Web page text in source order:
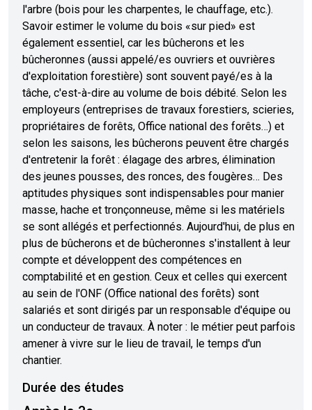
l'arbre (bois pour les charpentes, le chauffage, etc.).
Savoir estimer le volume du bois «sur pied» est
également essentiel, car les bûcherons et les
bûcheronnes (aussi appelé/es ouvriers et ouvrières
d'exploitation forestière) sont souvent payé/es à la
tâche, c'est-à-dire au volume de bois débité. Selon les
employeurs (entreprises de travaux forestiers, scieries,
propriétaires de forêts, Office national des forêts…) et
selon les saisons, les bûcherons peuvent être chargés
d'entretenir la forêt : élagage des arbres, élimination
des jeunes pousses, des ronces, des fougères… Des
aptitudes physiques sont indispensables pour manier
masse, hache et tronçonneuse, même si les matériels
se sont allégés et perfectionnés. Aujourd'hui, de plus en
plus de bûcherons et de bûcheronnes s'installent à leur
compte et développent des compétences en
comptabilité et en gestion. Ceux et celles qui exercent
au sein de l'ONF (Office national des forêts) sont
salariés et sont dirigés par un responsable d'équipe ou
un conducteur de travaux. À noter : le métier peut parfois
amener à vivre sur le lieu de travail, le temps d'un
chantier.
Durée des études